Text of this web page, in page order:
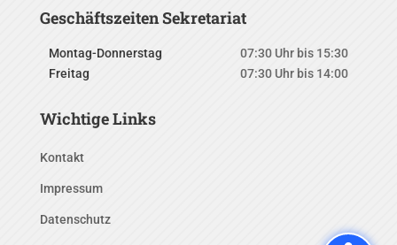
Geschäftszeiten Sekretariat
Montag-Donnerstag
07:30 Uhr bis 15:30
Freitag
07:30 Uhr bis 14:00
Wichtige Links
Kontakt
Impressum
Datenschutz